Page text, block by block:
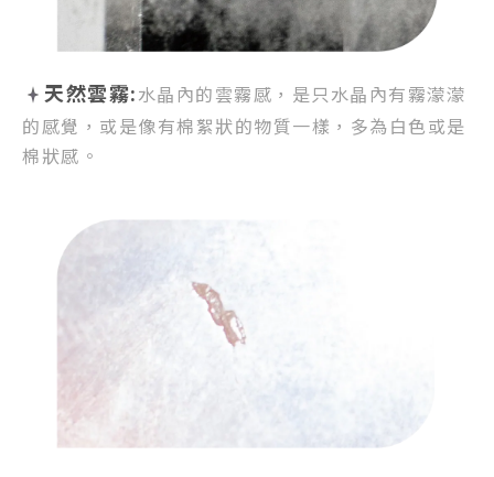
天然雲霧:水晶內的雲霧感， 是只水晶內有霧濛濛
的感覺， 或是像有棉絮狀的物質一樣， 多為白色或是
棉狀感。